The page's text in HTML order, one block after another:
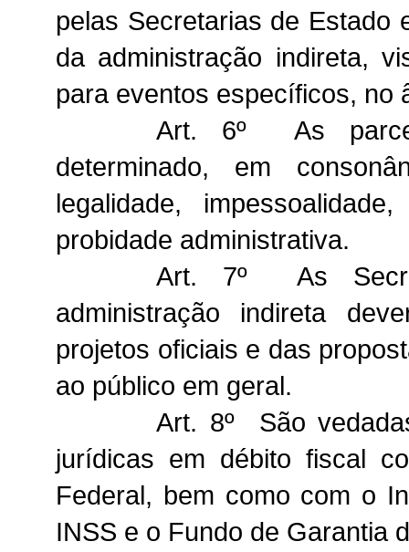
pelas Secretarias de Estado
da administração indireta,
para eventos específicos, no
Art. 6º As
determinado, em
legalidade,
probidade administrativa.
Art. 7º As
administração indireta
projetos oficiais e das
ao público em geral.
Art. 8º São
jurídicas em débito fiscal
Federal, bem como com o
INSS e o Fundo de Garantia